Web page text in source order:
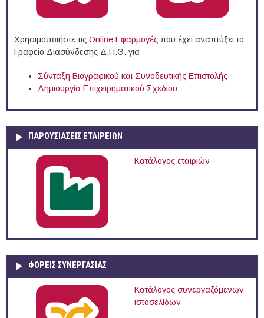
Χρησιμοποιήστε τις Online Eφαρμογές που έχει αναπτύξει το
Γραφείο Διασύνδεσης Δ.Π.Θ. για
Σύνταξη Βιογραφικού και Συνοδευτικής Επιστολής
Δημιουργία Επιχειρηματικού Σχεδίου
ΠΑΡΟΥΣΙΆΣΕΙΣ ΕΤΑΙΡΕΙΏΝ
Κατάλογος εταιριών
ΦΟΡΕΙΣ ΣΥΝΕΡΓΑΣΙΑΣ
Κατάλογος συνεργαζόμενων
ιστοσελίδων